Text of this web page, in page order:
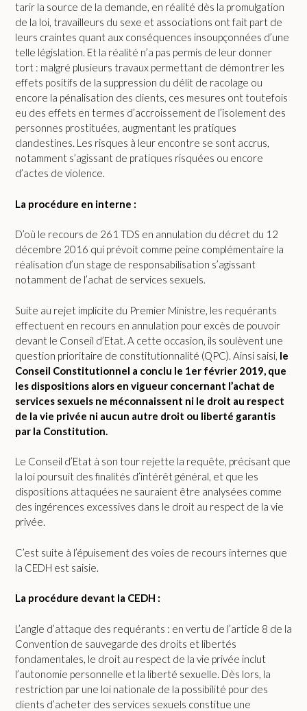
tarir la source de la demande, en réalité dès la promulgation
de la loi, travailleurs du sexe et associations ont fait part de
leurs craintes quant aux conséquences insoupçonnées d’une
telle législation. Et la réalité n’a pas permis de leur donner
tort : malgré plusieurs travaux permettant de démontrer les
effets positifs de la suppression du délit de racolage ou
encore la pénalisation des clients, ces mesures ont toutefois
eu des effets en termes d’accroissement de l’isolement des
personnes prostituées, augmentant les pratiques
clandestines. Les risques à leur encontre se sont accrus,
notamment s’agissant de pratiques risquées ou encore
d’actes de violence.
La procédure en interne :
D’où le recours de 261 TDS en annulation du décret du 12
décembre 2016 qui prévoit comme peine complémentaire la
réalisation d’un stage de responsabilisation s’agissant
notamment de l’achat de services sexuels.
Suite au rejet implicite du Premier Ministre, les requérants
effectuent en recours en annulation pour excès de pouvoir
devant le Conseil d’Etat. A cette occasion, ils soulèvent une
question prioritaire de constitutionnalité (QPC). Ainsi saisi, le
Conseil Constitutionnel a conclu le 1er février 2019, que
les dispositions alors en vigueur concernant l’achat de
services sexuels ne méconnaissent ni le droit au respect
de la vie privée ni aucun autre droit ou liberté garantis
par la Constitution.
Le Conseil d’Etat à son tour rejette la requête, précisant que
la loi poursuit des finalités d’intérêt général, et que les
dispositions attaquées ne sauraient être analysées comme
des ingérences excessives dans le droit au respect de la vie
privée.
C’est suite à l’épuisement des voies de recours internes que
la CEDH est saisie.
La procédure devant la CEDH :
L’angle d’attaque des requérants : en vertu de l’article 8 de la
Convention de sauvegarde des droits et libertés
fondamentales, le droit au respect de la vie privée inclut
l’autonomie personnelle et la liberté sexuelle. Dès lors, la
restriction par une loi nationale de la possibilité pour des
clients d’acheter des services sexuels constitue une